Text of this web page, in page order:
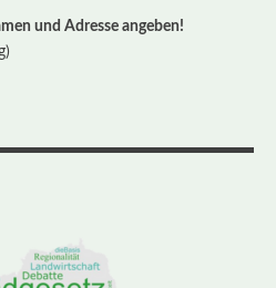
und Adresse angeben!